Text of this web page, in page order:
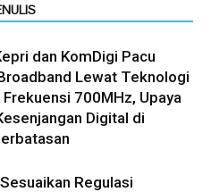
dan KomDigi Pacu
Lewat Teknologi
700MHz, Upaya
Digital di
Regulasi